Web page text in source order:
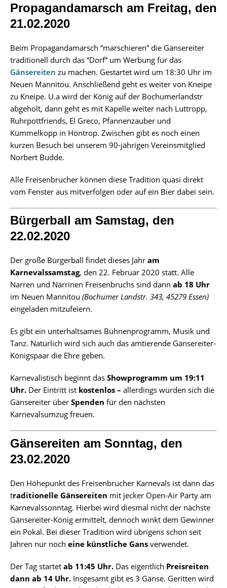
Propagandamarsch am Freitag, den
21.02.2020
Beim Propagandamarsch “marschieren” die Gänsereiter
traditionell durch das “Dorf” um Werbung für das
Gänsereiten zu machen. Gestartet wird um 18:30 Uhr im
Neuen Mannitou. Anschließend geht es weiter von Kneipe
zu Kneipe. U.a wird der König auf der Bochumerlandstr
abgeholt, dann geht es mit Kapelle weiter nach Luttropp,
Ruhrpottfriends, El Greco, Pfannenzauber und
Kümmelkopp in Höntrop. Zwischen gibt es noch einen
kurzen Besuch bei unserem 90-jährigen Vereinsmitglied
Norbert Budde.
Alle Freisenbrucher können diese Tradition quasi direkt
vom Fenster aus mitverfolgen oder auf ein Bier dabei sein.
Bürgerball am Samstag, den
22.02.2020
Der große Bürgerball findet dieses Jahr am
Karnevalssamstag, den 22. Februar 2020 statt. Alle
Narren und Närrinen Freisenbruchs sind dann ab 18 Uhr
im Neuen Mannitou (Bochumer Landstr. 343, 45279 Essen)
eingeladen mitzufeiern.
Es gibt ein unterhaltsames Bühnenprogramm, Musik und
Tanz. Natürlich wird sich auch das amtierende Gänsereiter-
Königspaar die Ehre geben.
Karnevalistisch beginnt das Showprogramm um 19:11
Uhr. Der Eintritt ist kostenlos – allerdings würden sich die
Gänsereiter über Spenden für den nächsten
Karnevalsumzug freuen.
Gänsereiten am Sonntag, den
23.02.2020
Den Höhepunkt des Freisenbrucher Karnevals ist dann das
traditionelle Gänsereiten mit jecker Open-Air Party am
Karnevalssonntag. Hierbei wird diesmal nicht der nächste
Gänsereiter-König ermittelt, dennoch winkt dem Gewinner
ein Pokal. Bei dieser Tradition wird übrigens schon seit
Jahren nur noch eine künstliche Gans verwendet.
Der Tag startet ab 11:45 Uhr. Das eigentlich Preisreiten
dann ab 14 Uhr. Insgesamt gibt es 3 Gänse. Geritten wird